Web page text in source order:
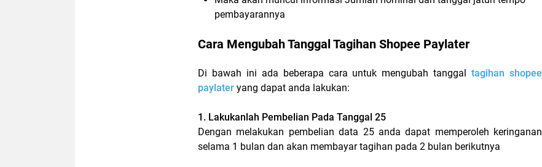
pembayarannya
Cara Mengubah Tanggal Tagihan Shopee Paylater
Di bawah ini ada beberapa cara untuk mengubah tanggaltagihan shopee
paylater yang dapat anda lakukan:
1. Lakukanlah Pembelian Pada Tanggal 25
Dengan melakukan pembelian data 25 anda dapat memperoleh keringanan
selama 1 bulan dan akan membayar tagihan pada 2 bulan berikutnya